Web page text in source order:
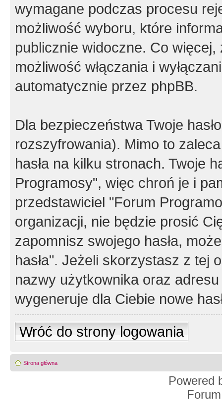
wymagane podczas procesu
możliwość wyboru, które
publicznie widoczne. Co
możliwość włączania i
automatycznie przez phpBB.
Dla bezpieczeństwa Twoje
rozszyfrowania). Mimo to
hasła na kilku stronach. Twoje
Programosy", więc chroń je i
przedstawiciel "Forum
organizacji, nie będzie prosić
zapomnisz swojego hasła,
hasła". Jeżeli skorzystasz z tej
nazwy użytkownika oraz
wygeneruje dla Ciebie nowe
Wróć do strony logowania
Strona główna
Powered